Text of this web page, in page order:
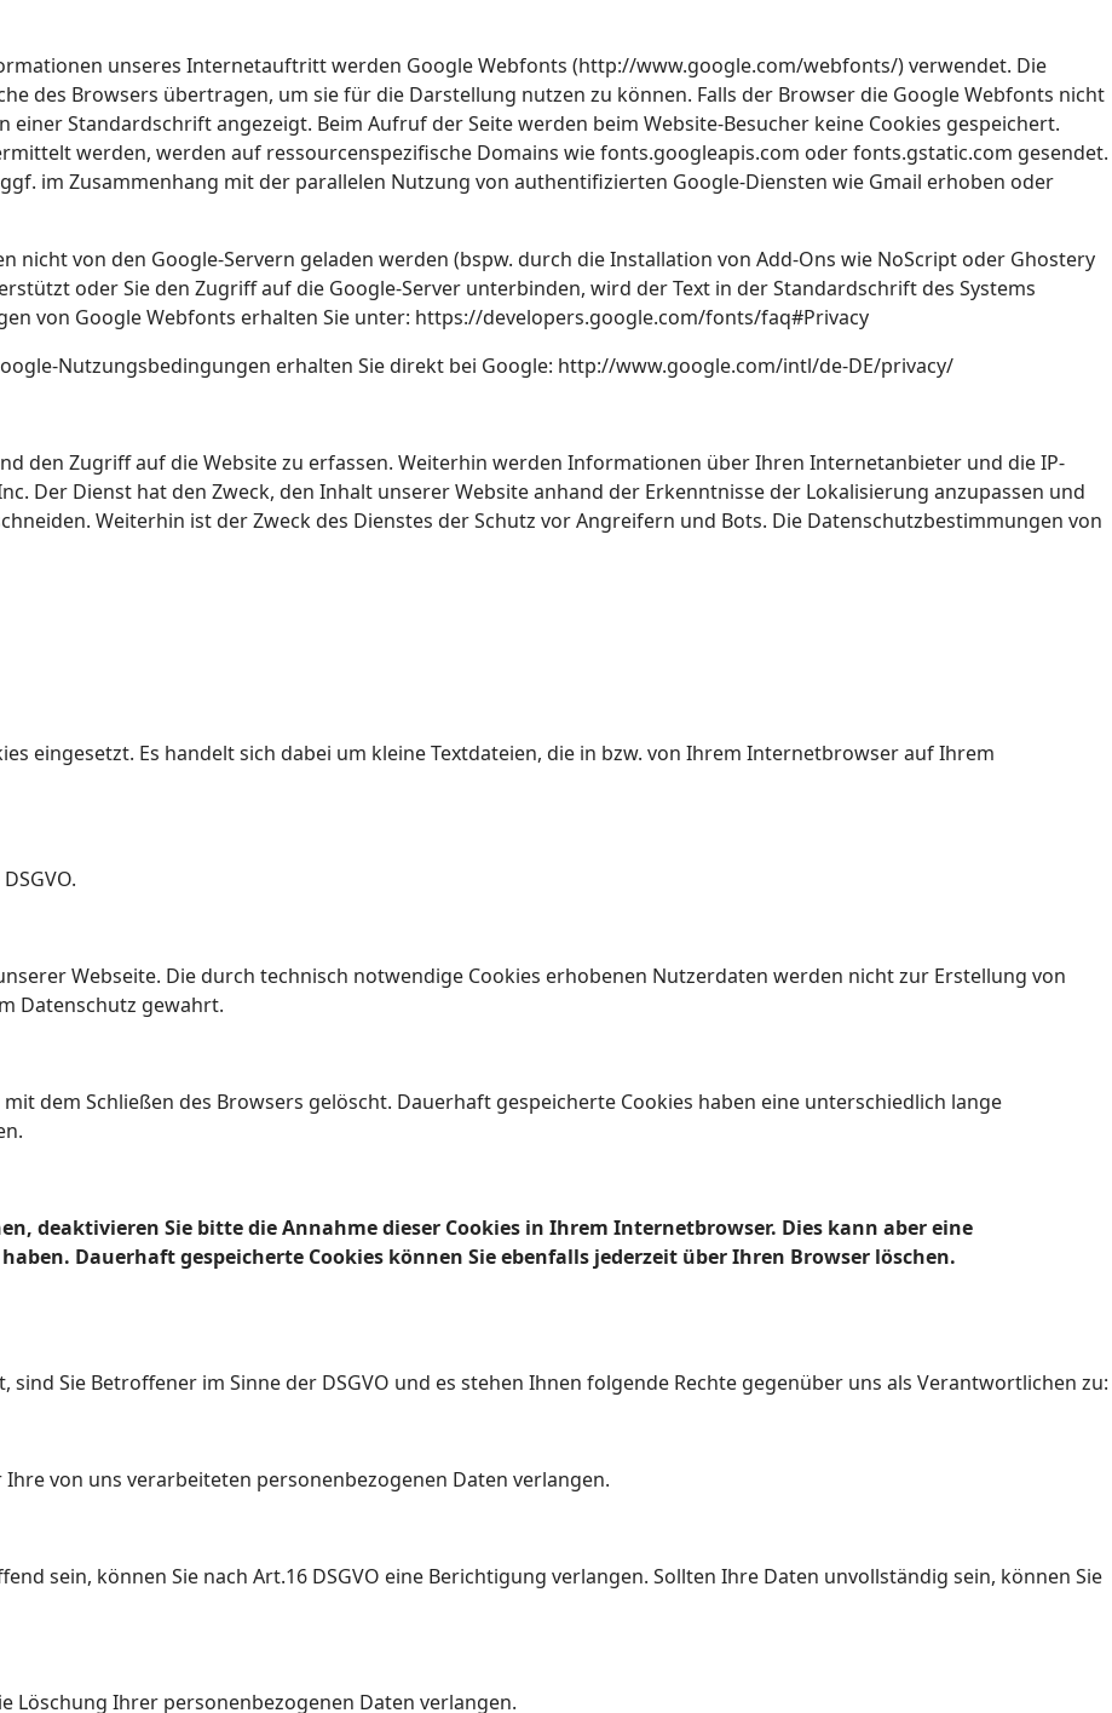
unseres Internetauftritt werden Google Webfonts (http://www.google.com/webfonts/) verwendet. Die
des Browsers übertragen, um sie für die Darstellung nutzen zu können. Falls der Browser die Google Webfonts nicht
Standardschrift angezeigt. Beim Aufruf der Seite werden beim Website-Besucher keine Cookies gespeichert.
werden, werden auf ressourcenspezifische Domains wie fonts.googleapis.com oder fonts.gstatic.com gesendet.
im Zusammenhang mit der parallelen Nutzung von authentifizierten Google-Diensten wie Gmail erhoben oder
nicht von den Google-Servern geladen werden (bspw. durch die Installation von Add-Ons wie NoScript oder Ghostery
oder Sie den Zugriff auf die Google-Server unterbinden, wird der Text in der Standardschrift des Systems
von Google Webfonts erhalten Sie unter: https://developers.google.com/fonts/faq#Privacy
Nutzungsbedingungen erhalten Sie direkt bei Google: http://www.google.com/intl/de-DE/privacy/
den Zugriff auf die Website zu erfassen. Weiterhin werden Informationen über Ihren Internetanbieter und die IP-
Der Dienst hat den Zweck, den Inhalt unserer Website anhand der Erkenntnisse der Lokalisierung anzupassen und
Weiterhin ist der Zweck des Dienstes der Schutz vor Angreifern und Bots. Die Datenschutzbestimmungen von
eingesetzt. Es handelt sich dabei um kleine Textdateien, die in bzw. von Ihrem Internetbrowser auf Ihrem
Webseite. Die durch technisch notwendige Cookies erhobenen Nutzerdaten werden nicht zur Erstellung von
Datenschutz gewahrt.
dem Schließen des Browsers gelöscht. Dauerhaft gespeicherte Cookies haben eine unterschiedlich lange
deaktivieren Sie bitte die Annahme dieser Cookies in Ihrem Internetbrowser. Dies kann aber eine
Dauerhaft gespeicherte Cookies können Sie ebenfalls jederzeit über Ihren Browser löschen.
Sie Betroffener im Sinne der DSGVO und es stehen Ihnen folgende Rechte gegenüber uns als Verantwortlichen zu:
von uns verarbeiteten personenbezogenen Daten verlangen.
sein, können Sie nach Art.16 DSGVO eine Berichtigung verlangen. Sollten Ihre Daten unvollständig sein, können Sie
Löschung Ihrer personenbezogenen Daten verlangen.